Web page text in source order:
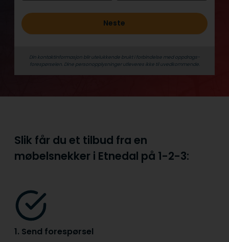
Neste
Din kontaktinformasjon blir utelukkende brukt i forbindelse med oppdrags­
forespørselen. Dine person­­opplysninger utleveres ikke til uvedkommende.
Slik får du et tilbud fra en
møbelsnekker i Etnedal på 1-2-3:
1. Send forespørsel